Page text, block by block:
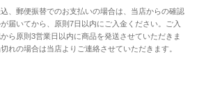
、郵便振替でのお支払いの場合は、当店からの確認
が届いてから、原則7日以内にご入金ください。ご入
ら原則3営業日以内に商品を発送させていただきま
れの場合は当店よりご連絡させていただきます。